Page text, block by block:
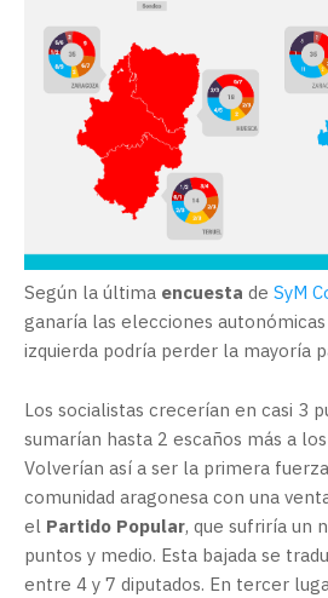
Según la última encuesta de SyM
ganaría las elecciones
izquierda podría perder la mayoría
Los socialistas crecerían en casi 3
sumarían hasta 2 escaños más a
Volverían así a ser la primera
comunidad aragonesa con una
el Partido Popular, que sufriría un
puntos y medio. Esta bajada se
entre 4 y 7 diputados. En tercer